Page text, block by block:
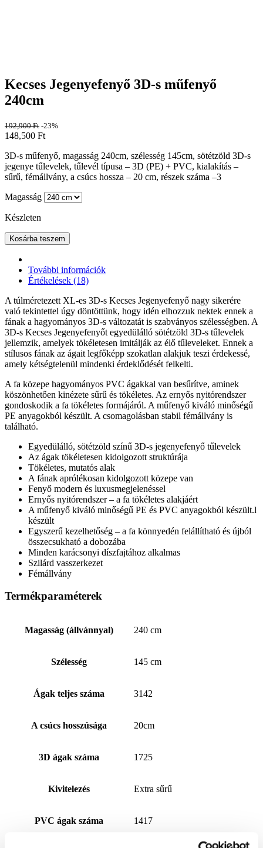
Kecses Jegenyefenyő 3D-s műfenyő
240cm
192,900Ft -23%
148,500 Ft
3D-s műfenyő, magasság 240cm, szélesség 145cm, sötétzöld 3D-s
jegenye tűlevelek, tűlevél típusa – 3D (PE) + PVC, kialakítás –
sűrű, fémállvány, a csúcs hossza – 20 cm, részek száma –3
Magasság
Készleten
Kosárba teszem
További információk
Értékelések (18)
A túlméretezett XL-es 3D-s Kecses Jegenyefenyő nagy sikerére
való tekintettel úgy döntöttünk, hogy idén elhozzuk nektek ennek a
fának a hagyományos 3D-s változatát is szabványos szélességben. A
3D-s Kecses Jegenyefenyőt egyedülálló sötétzöld 3D-s tűlevelek
jellemzik, amelyek tökéletesen imitálják az élő tűleveleket. Ennek a
stílusos fának az ágait legfőképp szokatlan alakjuk teszi érdekessé,
amely kétségtelenül mindenki érdeklődését felkelti.
A fa közepe hagyományos PVC ágakkal van besűrítve, aminek
köszönhetően kinézete sűrű és tökéletes. Az ernyős nyitórendszer
gondoskodik a fa tökéletes formájáról. A műfenyő kiváló minőségű
PE anyagokból készült. A csomagolásban stabil fémállvány is
található.
Egyedülálló, sötétzöld színű 3D-s jegenyefenyő tűlevelek
Az ágak tökéletesen kidolgozott struktúrája
Tökéletes, mutatós alak
A fának aprólékosan kidolgozott közepe van
Fenyő modern és luxusmegjelenéssel
Ernyős nyitórendszer – a fa tökéletes alakjáért
A műfenyő kiváló minőségű PE és PVC anyagokból készült.l
készült
Egyszerű kezelhetőség – a fa könnyedén felállítható és újból
összecsukható a dobozába
Minden karácsonyi díszfajtához alkalmas
Szilárd vasszerkezet
Fémállvány
Termékparaméterek
Magasság (állvánnyal) 240 cm
Szélesség 145 cm
Ágak teljes száma 3142
A csúcs hosszúsága 20cm
3D ágak száma 1725
Kivitelezés Extra sűrű
PVC ágak száma 1417